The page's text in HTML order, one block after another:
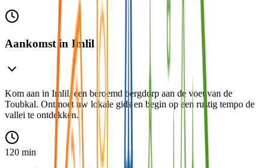
Aankomst in Imlil
Kom aan in Imlil, een beroemd bergdorp aan de voet van de
Toubkal. Ontmoet uw lokale gids en begin op een rustig tempo de
vallei te ontdekken.
120 min